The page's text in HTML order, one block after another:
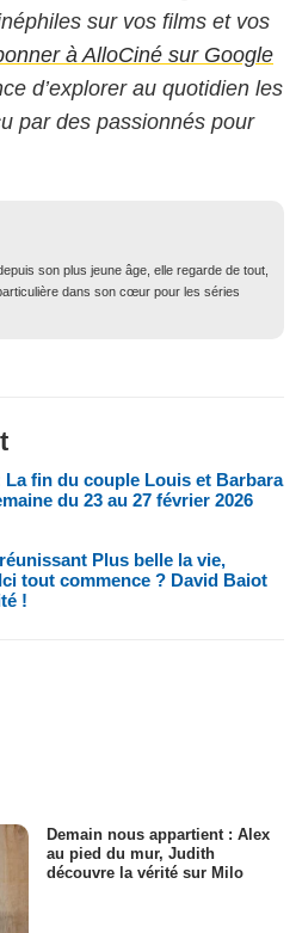
sur vos films et vos
à AlloCiné sur Google
d’explorer au quotidien les
par des passionnés pour
son plus jeune âge, elle regarde de tout,
dans son cœur pour les séries
La fin du couple Louis et Barbara
du 23 au 27 février 2026
Plus belle la vie,
tout commence ? David Baiot
!
Demain nous appartient : Alex
au pied du mur, Judith
découvre la vérité sur Milo